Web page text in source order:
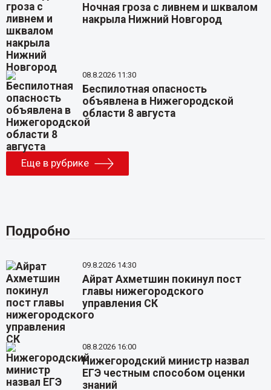
Ночная гроза с ливнем и шквалом
накрыла Нижний Новгород
08.8.2026 11:30
Беспилотная опасность
объявлена в Нижегородской
области 8 августа
Еще в рубрике
Подробно
09.8.2026 14:30
Айрат Ахметшин покинул пост
главы нижегородского
управления СК
08.8.2026 16:00
Нижегородский министр назвал
ЕГЭ честным способом оценки
знаний